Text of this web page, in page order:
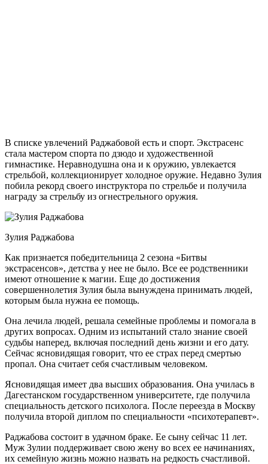
В списке увлечений Раджабовой есть и спорт. Экстрасенс
стала мастером спорта по дзюдо и художественной
гимнастике. Неравнодушна она и к оружию, увлекается
стрельбой, коллекционирует холодное оружие. Недавно Зулия
побила рекорд своего инструктора по стрельбе и получила
награду за стрельбу из огнестрельного оружия.
Зулия Раджабова
Как признается победительница 2 сезона «Битвы
экстрасенсов», детства у нее не было. Все ее родственники
имеют отношение к магии. Еще до достижения
совершеннолетия Зулия была вынуждена принимать людей,
которым была нужна ее помощь.
Она лечила людей, решала семейные проблемы и помогала в
других вопросах. Одним из испытаний стало знание своей
судьбы наперед, включая последний день жизни и его дату.
Сейчас ясновидящая говорит, что ее страх перед смертью
пропал. Она считает себя счастливым человеком.
Ясновидящая имеет два высших образования. Она училась в
Дагестанском государственном университете, где получила
специальность детского психолога. После переезда в Москву
получила второй диплом по специальности «психотерапевт».
Раджабова состоит в удачном браке. Ее сыну сейчас 11 лет.
Муж Зулии поддерживает свою жену во всех ее начинаниях,
их семейную жизнь можно назвать на редкость счастливой.